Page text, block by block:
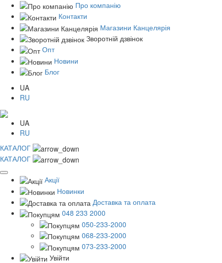
Про компанію
Контакти
Магазини Канцелярія
Зворотній дзвінок
Опт
Новини
Блог
UA
RU
UA
RU
КАТАЛОГ
КАТАЛОГ
Акції
Новинки
Доставка та оплата
048 233 2000
050-233-2000
068-233-2000
073-233-2000
Увійти